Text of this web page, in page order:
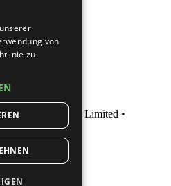
© phpBB Limited •
von
zu.